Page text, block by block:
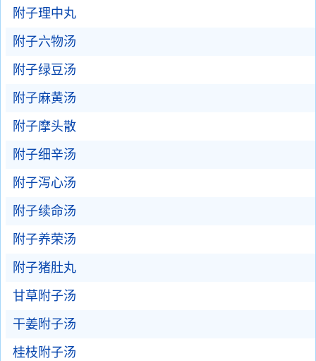
附子理中丸
附子六物汤
附子绿豆汤
附子麻黄汤
附子摩头散
附子细辛汤
附子泻心汤
附子续命汤
附子养荣汤
附子猪肚丸
甘草附子汤
干姜附子汤
桂枝附子汤